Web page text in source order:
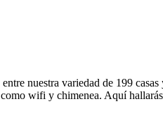
nuestra variedad de 199
wifi y chimenea. Aquí